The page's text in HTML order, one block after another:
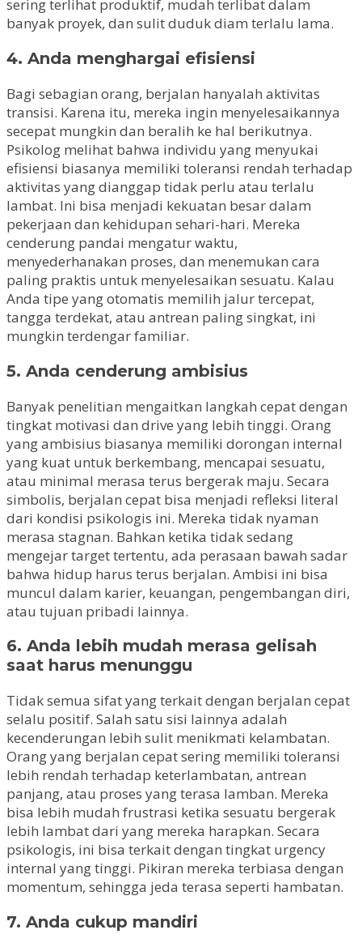
sering terlihat produktif, mudah terlibat dalam
banyak proyek, dan sulit duduk diam terlalu lama.
4. Anda menghargai efisiensi
Bagi sebagian orang, berjalan hanyalah aktivitas
transisi. Karena itu, mereka ingin menyelesaikannya
secepat mungkin dan beralih ke hal berikutnya.
Psikolog melihat bahwa individu yang menyukai
efisiensi biasanya memiliki toleransi rendah terhadap
aktivitas yang dianggap tidak perlu atau terlalu
lambat. Ini bisa menjadi kekuatan besar dalam
pekerjaan dan kehidupan sehari-hari. Mereka
cenderung pandai mengatur waktu,
menyederhanakan proses, dan menemukan cara
paling praktis untuk menyelesaikan sesuatu. Kalau
Anda tipe yang otomatis memilih jalur tercepat,
tangga terdekat, atau antrean paling singkat, ini
mungkin terdengar familiar.
5. Anda cenderung ambisius
Banyak penelitian mengaitkan langkah cepat dengan
tingkat motivasi dan drive yang lebih tinggi. Orang
yang ambisius biasanya memiliki dorongan internal
yang kuat untuk berkembang, mencapai sesuatu,
atau minimal merasa terus bergerak maju. Secara
simbolis, berjalan cepat bisa menjadi refleksi literal
dari kondisi psikologis ini. Mereka tidak nyaman
merasa stagnan. Bahkan ketika tidak sedang
mengejar target tertentu, ada perasaan bawah sadar
bahwa hidup harus terus berjalan. Ambisi ini bisa
muncul dalam karier, keuangan, pengembangan diri,
atau tujuan pribadi lainnya.
6. Anda lebih mudah merasa gelisah
saat harus menunggu
Tidak semua sifat yang terkait dengan berjalan cepat
selalu positif. Salah satu sisi lainnya adalah
kecenderungan lebih sulit menikmati kelambatan.
Orang yang berjalan cepat sering memiliki toleransi
lebih rendah terhadap keterlambatan, antrean
panjang, atau proses yang terasa lamban. Mereka
bisa lebih mudah frustrasi ketika sesuatu bergerak
lebih lambat dari yang mereka harapkan. Secara
psikologis, ini bisa terkait dengan tingkat urgency
internal yang tinggi. Pikiran mereka terbiasa dengan
momentum, sehingga jeda terasa seperti hambatan.
7. Anda cukup mandiri